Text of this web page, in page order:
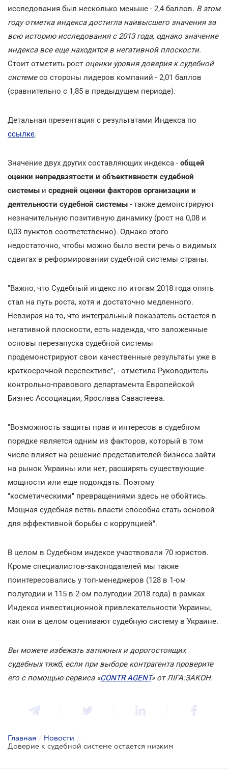
исследования был несколько меньше - 2,4 баллов. В этом
году отметка индекса достигла наивысшего значения за
всю историю исследования с 2013 года, однако значение
индекса все еще находится в негативной плоскости.
Стоит отметить рост оценки уровня доверия к судебной
системесо стороны лидеров компаний - 2,01 баллов
(сравнительно с 1,85 в предыдущем периоде).
Детальная презентация с результатами Индекса по
ссылке.
Значение двух других составляющих индекса - общей
оценки непредвзятости и объективности судебной
системы и средней оценки факторов организации и
деятельности судебной системы - также демонстрируют
незначительную позитивную динамику (рост на 0,08 и
0,03 пунктов соответственно). Однако этого
недостаточно, чтобы можно было вести речь о видимых
сдвигах в реформировании судебной системы страны.
"Важно, что Судебный индекс по итогам 2018 года опять
стал на путь роста, хотя и достаточно медленного.
Невзирая на то, что интегральный показатель остается в
негативной плоскости, есть надежда, что заложенные
основы перезапуска судебной системы
продемонстрируют свои качественные результаты уже в
краткосрочной перспективе", - отметила Руководитель
контрольно-правового департамента Европейской
Бизнес Ассоциации, Ярослава Савастеева.
"Возможность защиты прав и интересов в судебном
порядке является одним из факторов, который в том
числе влияет на решение представителей бизнеса зайти
на рынок Украины или нет, расширять существующие
мощности или еще подождать. Поэтому
"косметическими" превращениями здесь не обойтись.
Мощная судебная ветвь власти способна стать основой
для эффективной борьбы с коррупцией".
В целом в Судебном индексе участвовали 70 юристов.
Кроме специалистов-законодателей мы также
поинтересовались у топ-менеджеров (128 в 1-ом
полугодии и 115 в 2-ом полугодии 2018 года) в рамках
Индекса инвестиционной привлекательности Украины,
как они в целом оценивают судебную систему в Украине.
Вы можете избежать затяжных и дорогостоящих
судебных тяжб, если при выборе контрагента проверите
его с помощью сервиса «СONTR AGENT» от ЛІГА:ЗАКОН.
Главная / Новости /
Доверие к судебной системе остается низким